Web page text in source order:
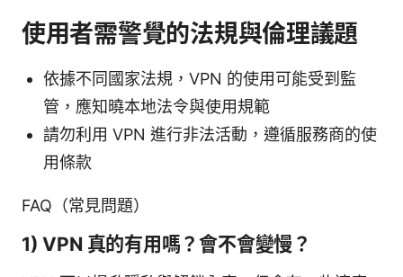
使用者需警覺的法規與倫理議題
依據不同國家法規，VPN 的使用可能受到監
管，應知曉本地法令與使用規範
請勿利用 VPN 進行非法活動，遵循服務商的使
用條款
FAQ（常見問題）
1) VPN 真的有用嗎？會不會變慢？